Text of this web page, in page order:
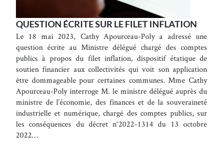
QUESTION ÉCRITE SUR LE FILET INFLATION
Le 18 mai 2023, Cathy Apourceau-Poly a adressé une
question écrite au Ministre délégué chargé des comptes
publics à propos du filet inflation, dispositif étatique de
soutien financier aux collectivités qui voit son application
être dommageable pour certaines communes. Mme Cathy
Apourceau-Poly interroge M. le ministre délégué auprès du
ministre de l’économie, des finances et de la souveraineté
industrielle et numérique, chargé des comptes publics, sur
les conséquences du décret n°2022-1314 du 13 octobre
2022…